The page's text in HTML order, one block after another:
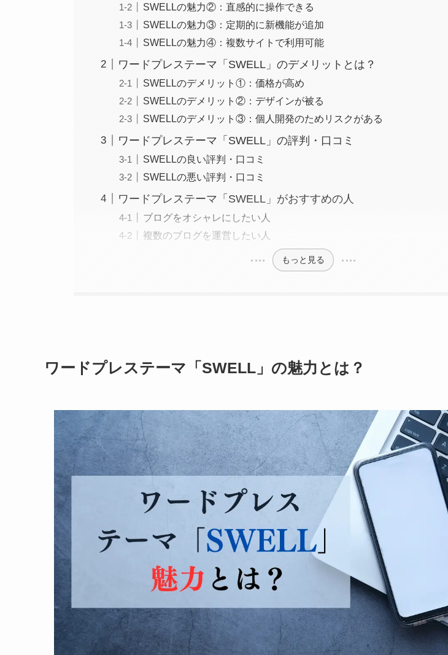
SWELLの魅力②：直感的に操作できる
SWELLの魅力③：定期的に新機能が追加
SWELLの魅力④：複数サイトで利用可能
ワードプレステーマ「SWELL」のデメリットとは？
SWELLのデメリット①：価格が高め
SWELLのデメリット②：デザインが被る
SWELLのデメリット③：個人開発のためリスクがある
ワードプレステーマ「SWELL」の評判・口コミ
SWELLの良い評判・口コミ
SWELLの悪い評判・口コミ
ワードプレステーマ「SWELL」がおすすめの人
ブログをオシャレにしたい人
複数のブログを運営したい人
もっと見る
ワードプレステーマ「SWELL」の魅力とは？